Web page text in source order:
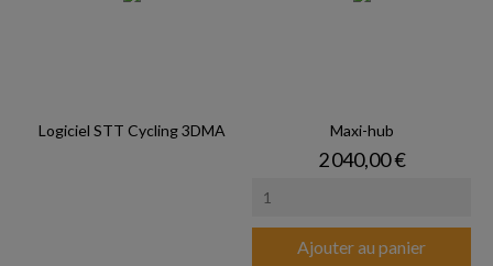
Logiciel STT Cycling 3DMA Maxi-hub
Prix
2 040,00 €
Ajouter au panier